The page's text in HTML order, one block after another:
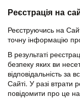
Реєстрація на
Реєструючись на
точну інформацію
В результаті
безпеку яких ви
відповідальність за
Сайті. У разі втрати
повідомити про це